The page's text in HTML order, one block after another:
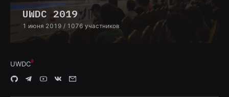
UWDC 2019
1 июня 2019 / 1076 участников
UWDC